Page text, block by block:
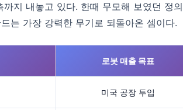
까지 내놓고 있다. 한때 무모해 보였던 정
는 가장 강력한 무기로 되돌아온 셈이다.
로봇 매출 목표
미국 공장 투입